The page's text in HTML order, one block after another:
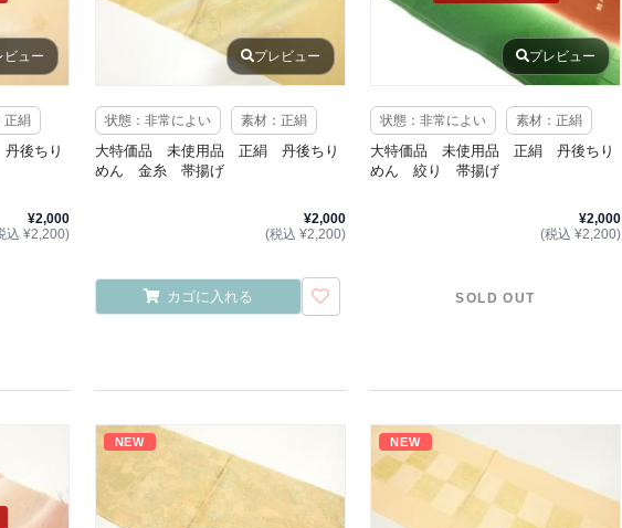
ビュー
正絹
後ちり
¥2,000
込 ¥2,200)
プレビュー
状態：非常によい 素材：正絹
大特価品 未使用品 正絹 丹後ちり
めん 金糸 帯揚げ
¥2,000
(税込 ¥2,200)
カゴに入れる
プレビュー
状態：非常によい 素材：正絹
大特価品 未使用品 正絹 丹後ちり
めん 絞り 帯揚げ
¥2,000
(税込 ¥2,200)
SOLD OUT
NEW NEW